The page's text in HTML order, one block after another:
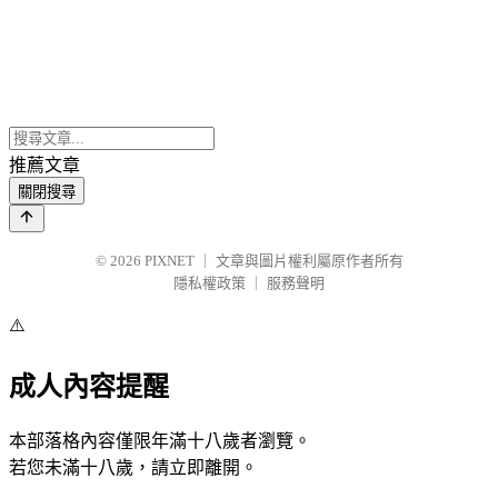
推薦文章
關閉搜尋
© 2026 PIXNET
文章與圖片權利屬原作者所有
隱私權政策
服務聲明
⚠️
成人內容提醒
本部落格內容僅限年滿十八歲者瀏覽。
若您未滿十八歲，請立即離開。